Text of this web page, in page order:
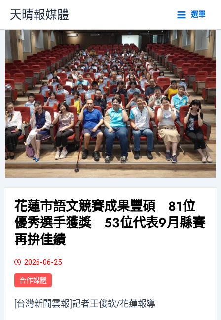
主
容
天晴報媒體 選單
花蓮市語文競賽成果豐碩 81位
優秀選手獲獎 53位代表9月縣賽
再拚佳績
2026-06-25
合作媒體
[台灣新聞雲報]記者王俊欽/花蓮報導